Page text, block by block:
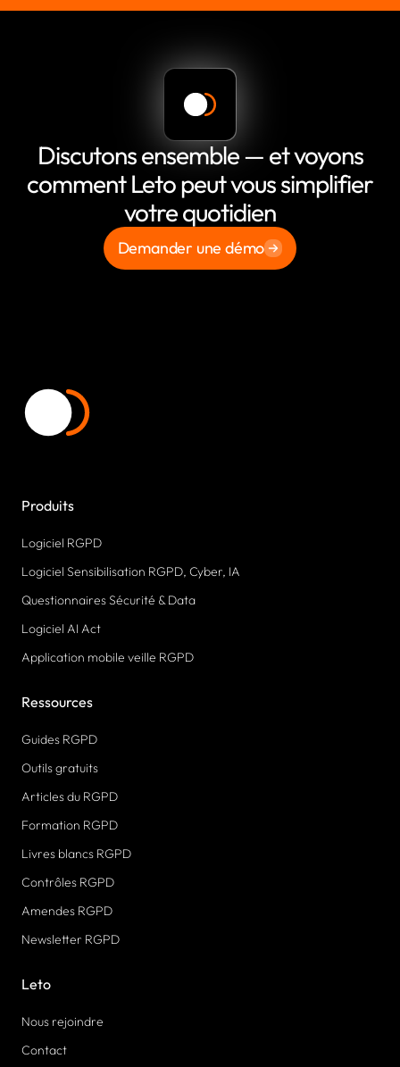
Discutons ensemble — et voyons
comment Leto peut vous simplifier
votre quotidien
Demander une démo
Produits
Logiciel RGPD
Logiciel Sensibilisation RGPD, Cyber, IA
Questionnaires Sécurité & Data
Logiciel AI Act
Application mobile veille RGPD
Ressources
Guides RGPD
Outils gratuits
Articles du RGPD
Formation RGPD
Livres blancs RGPD
Contrôles RGPD
Amendes RGPD
Newsletter RGPD
Leto
Nous rejoindre
Contact